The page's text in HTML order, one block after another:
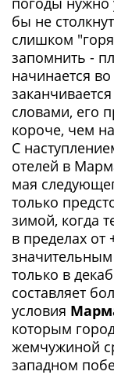
бы не
слишком
запомнить -
начинается
словами, его
короче, чем
С
отелей в
мая
только
зимой, когда
в пределах от
только в
составляет
условия
которым
жемчужиной
западном